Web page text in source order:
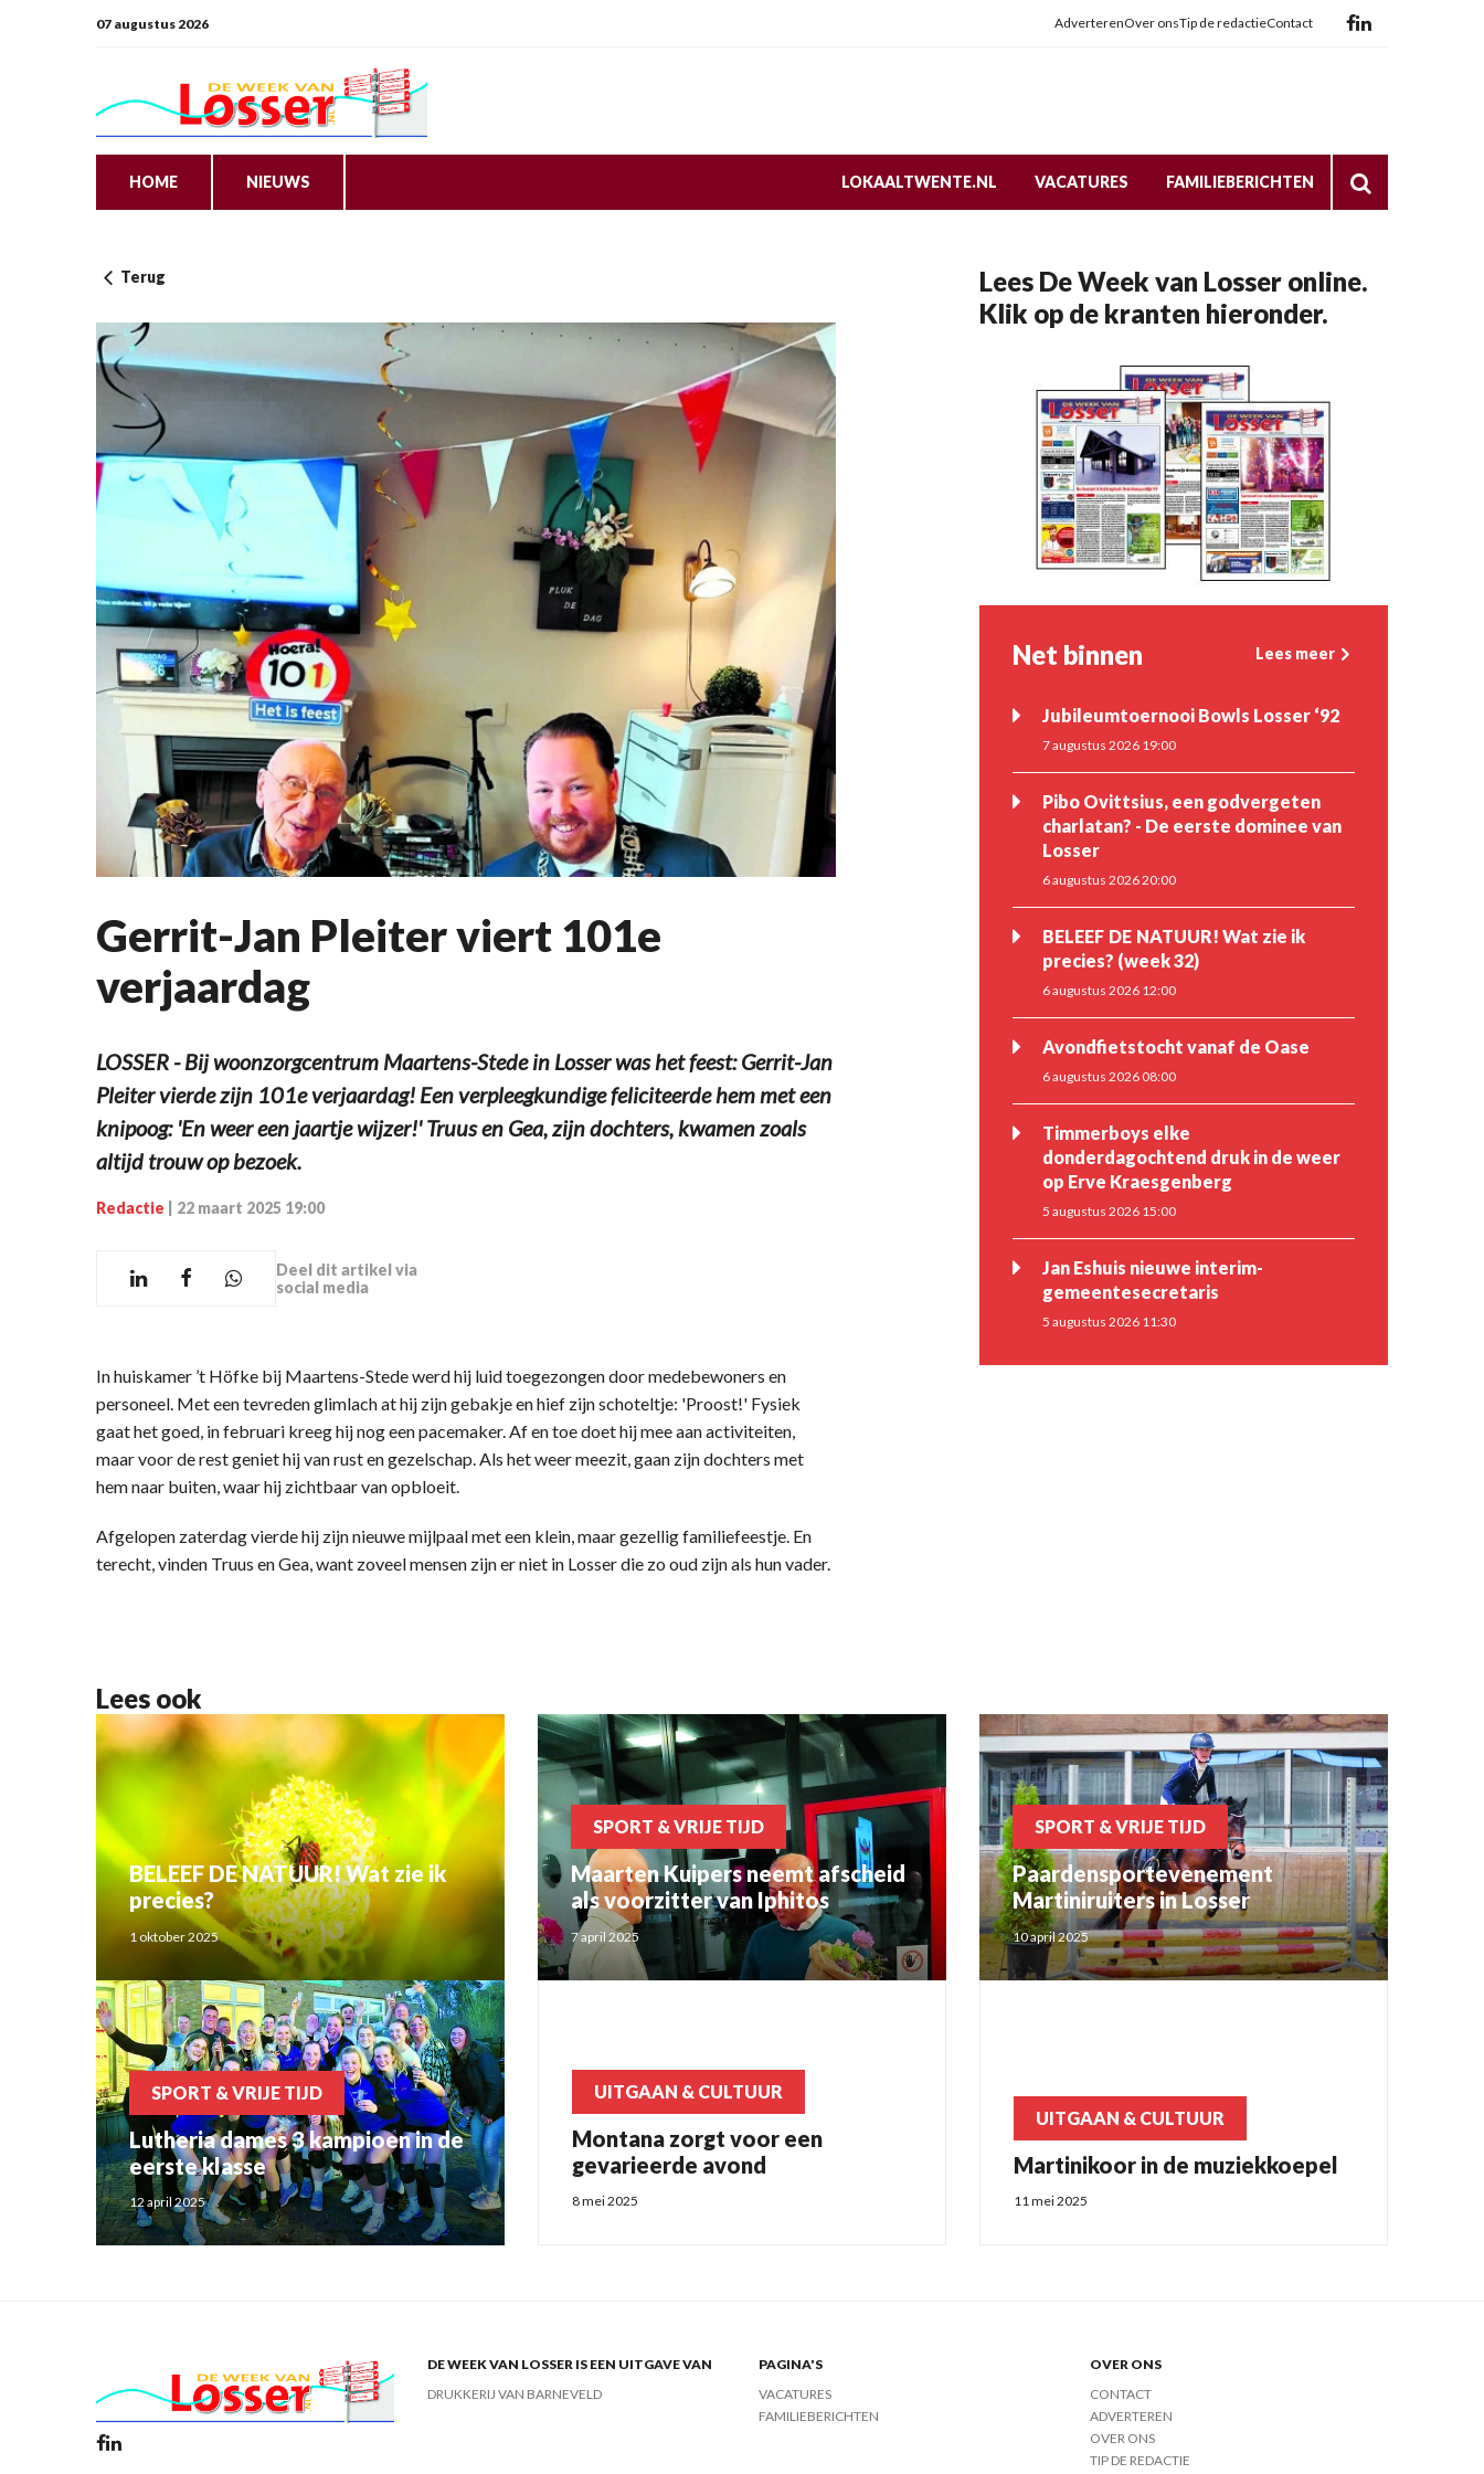
07 augustus 2026 AdverterenOver onsTip de redactieContact
HOME NIEUWS LOKAALTWENTE.NL VACATURES FAMILIEBERICHTEN
Terug
Gerrit-Jan Pleiter viert 101e
verjaardag
LOSSER - Bij woonzorgcentrum Maartens-Stede in Losser was het feest: Gerrit-Jan
Pleiter vierde zijn 101e verjaardag! Een verpleegkundige feliciteerde hem met een
knipoog: 'En weer een jaartje wijzer!' Truus en Gea, zijn dochters, kwamen zoals
altijd trouw op bezoek.
Redactie 22 maart 2025 19:00
Deel dit artikel via
social media
In huiskamer ’t Höfke bij Maartens-Stede werd hij luid toegezongen door medebewoners en
personeel. Met een tevreden glimlach at hij zijn gebakje en hief zijn schoteltje: 'Proost!' Fysiek
gaat het goed, in februari kreeg hij nog een pacemaker. Af en toe doet hij mee aan activiteiten,
maar voor de rest geniet hij van rust en gezelschap. Als het weer meezit, gaan zijn dochters met
hem naar buiten, waar hij zichtbaar van opbloeit.
Afgelopen zaterdag vierde hij zijn nieuwe mijlpaal met een klein, maar gezellig familiefeestje. En
terecht, vinden Truus en Gea, want zoveel mensen zijn er niet in Losser die zo oud zijn als hun vader.
Lees De Week van Losser online.
Klik op de kranten hieronder.
Net binnen Lees meer
Jubileumtoernooi Bowls Losser ‘92
7 augustus 2026 19:00
Pibo Ovittsius, een godvergeten
charlatan? - De eerste dominee van
Losser
6 augustus 2026 20:00
BELEEF DE NATUUR! Wat zie ik
precies? (week 32)
6 augustus 2026 12:00
Avondfietstocht vanaf de Oase
6 augustus 2026 08:00
Timmerboys elke
donderdagochtend druk in de weer
op Erve Kraesgenberg
5 augustus 2026 15:00
Jan Eshuis nieuwe interim-
gemeentesecretaris
5 augustus 2026 11:30
Lees ook
BELEEF DE NATUUR! Wat zie ik
precies?
1 oktober 2025
SPORT & VRIJE TIJD
Maarten Kuipers neemt afscheid
als voorzitter van Iphitos
7 april 2025
SPORT & VRIJE TIJD
Paardensportevenement
Martiniruiters in Losser
10 april 2025
SPORT & VRIJE TIJD
Lutheria dames 3 kampioen in de
eerste klasse
12 april 2025
UITGAAN & CULTUUR
Montana zorgt voor een
gevarieerde avond
8 mei 2025
UITGAAN & CULTUUR
Martinikoor in de muziekkoepel
11 mei 2025
DE WEEK VAN LOSSER IS EEN UITGAVE VAN
DRUKKERIJ VAN BARNEVELD
PAGINA'S
VACATURES
FAMILIEBERICHTEN
OVER ONS
CONTACT
ADVERTEREN
OVER ONS
TIP DE REDACTIE